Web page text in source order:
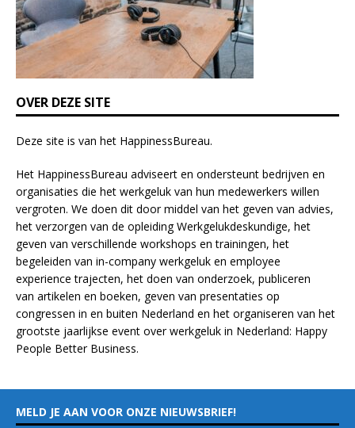
d
b
l
n
k
.
OVER DEZE SITE
Deze site is van het HappinessBureau.
Het HappinessBureau adviseert en ondersteunt bedrijven en
organisaties die het werkgeluk van hun medewerkers willen
vergroten. We doen dit door middel van het geven van advies,
het verzorgen van de opleidingWerkgelukdeskundige, het
geven van verschillende workshops en trainingen, het
begeleiden van in-company werkgeluk en employee
experiencetrajecten, het doen van onderzoek, publiceren
van artikelen en boeken, geven van presentaties op
congressen in en buiten Nederland en het organiseren van het
grootste jaarlijkse event over werkgeluk in Nederland: Happy
People Better Business.
MELD JE AAN VOOR ONZE NIEUWSBRIEF!